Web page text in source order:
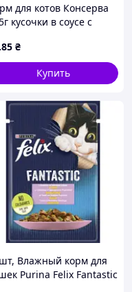
для котов Консерва
кусочки в соусе с
₴
Купить
Влажный корм для
Purina Felix Fantastic